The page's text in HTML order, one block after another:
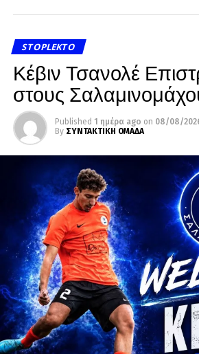
STOPLEKTO
Κέβιν Τσανολέ
στους
Published 1 ημέρα ago on 08/08/
By ΣΥΝΤΑΚΤΙΚΗ ΟΜΑΔΑ